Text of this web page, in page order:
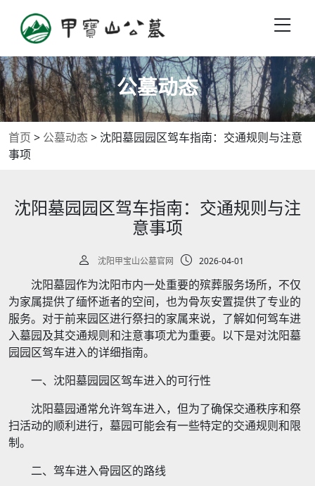
公墓动态
首页 > 公墓动态> 沈阳墓园园区驾车指南：交通规则与注意
事项
沈阳墓园园区驾车指南：交通规则与注
意事项
沈阳甲宝山公墓官网 2026-04-01
沈阳墓园作为沈阳市内一处重要的殡葬服务场所，不仅
为家属提供了缅怀逝者的空间，也为骨灰安置提供了专业的
服务。对于前来园区进行祭扫的家属来说，了解如何驾车进
入墓园及其交通规则和注意事项尤为重要。以下是对沈阳墓
园园区驾车进入的详细指南。
一、沈阳墓园园区驾车进入的可行性
沈阳墓园通常允许驾车进入，但为了确保交通秩序和祭
扫活动的顺利进行，墓园可能会有一些特定的交通规则和限
制。
二、驾车进入骨园区的路线